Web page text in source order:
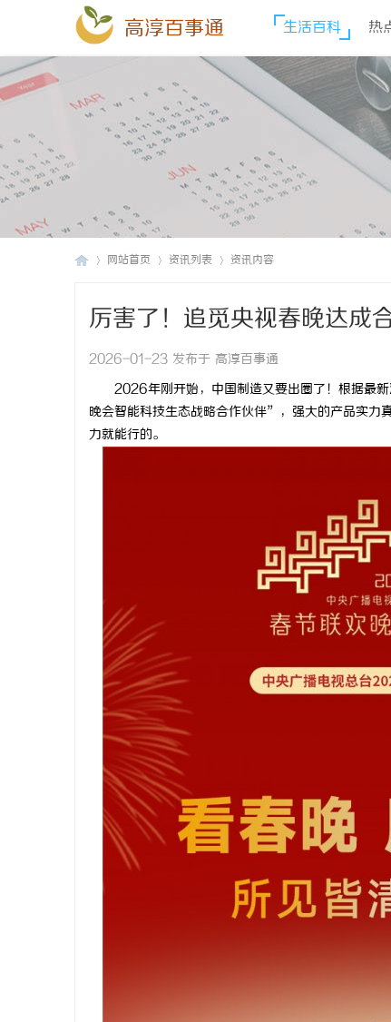
高淳百事通 生活百科 热
网站首页 资讯列表 资讯内容
厉害了！追觅央视春晚达成
视
2026-01-23 发布于 高淳百事通
2026年刚开始，中国制造又要出圈了！根据最
晚会智能科技生态战略合作伙伴”，强大的产品实力
力就能行的。
2026年工程验收趋严，反光路锥反光膜耐久
才是关键项